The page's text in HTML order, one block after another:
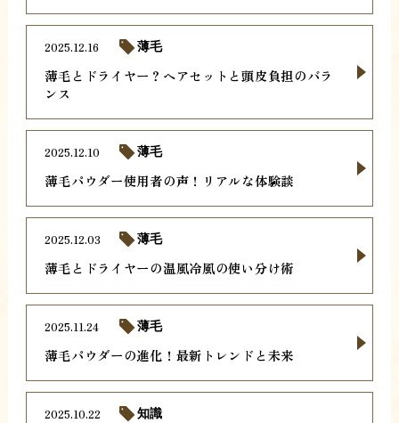
薄毛とドライヤー？ヘアセットと頭皮負担のバラ
ンス
2025.12.16 薄毛
薄毛パウダー使用者の声！リアルな体験談
2025.12.10 薄毛
薄毛とドライヤーの温風冷風の使い分け術
2025.12.03 薄毛
薄毛パウダーの進化！最新トレンドと未来
2025.11.24 薄毛
2025.10.22 知識